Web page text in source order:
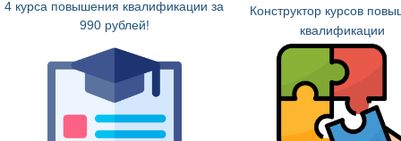
4 курса повышения квалификации за
990 рублей!
Конструктор курсов
квалификации